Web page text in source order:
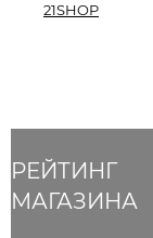
РЕЙТИНГ
МАГАЗИНА
21SHOP